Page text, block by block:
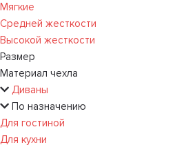
Мягкие
Средней жесткости
Высокой жесткости
Размер
Материал чехла
Диваны
По назначению
Для гостиной
Для кухни